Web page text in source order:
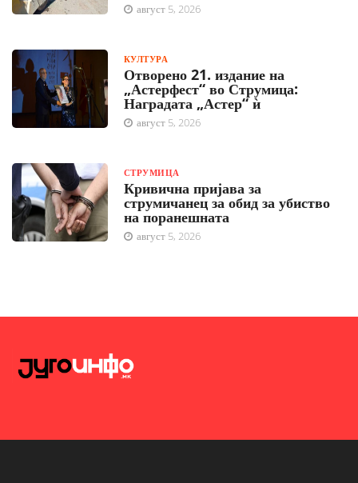
август 5, 2026
КУЛТУРА
Отворено 21. издание на
„Астерфест“ во Струмица:
Наградата „Астер“ ѝ
август 5, 2026
СТРУМИЦА
Кривична пријава за
струмичанец за обид за убиство
на поранешната
август 5, 2026